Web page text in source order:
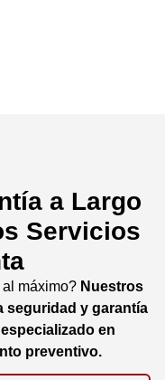
a Largo
Servicios
máximo? Nuestros
seguridad y garantía
en
preventivo.